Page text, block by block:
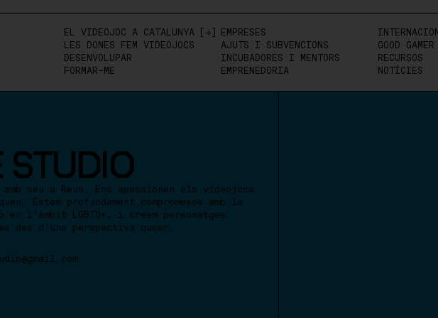
EL VIDEOJOC A CATALUNYA
LES DONES FEM VIDEOJOCS
DESENVOLUPAR
FORMAR-ME
EMPRESES
AJUTS I SUBVENCIONS
INCUBADORES I MENTORS
EMPRENEDORIA
GOOD GAMER
RECURSOS
NOTÍCIES
STUDIO
seu a Reus. Ens apassionen els videojocs
Estem profundament compromesos amb la
l'àmbit LGBTQ+, i creem personatges
des d'una perspectiva queer.